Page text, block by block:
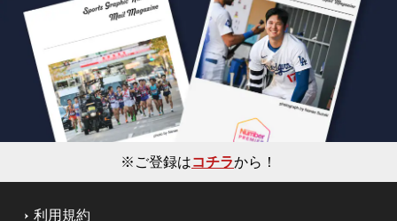
※ご登録はコチラから！
利用規約